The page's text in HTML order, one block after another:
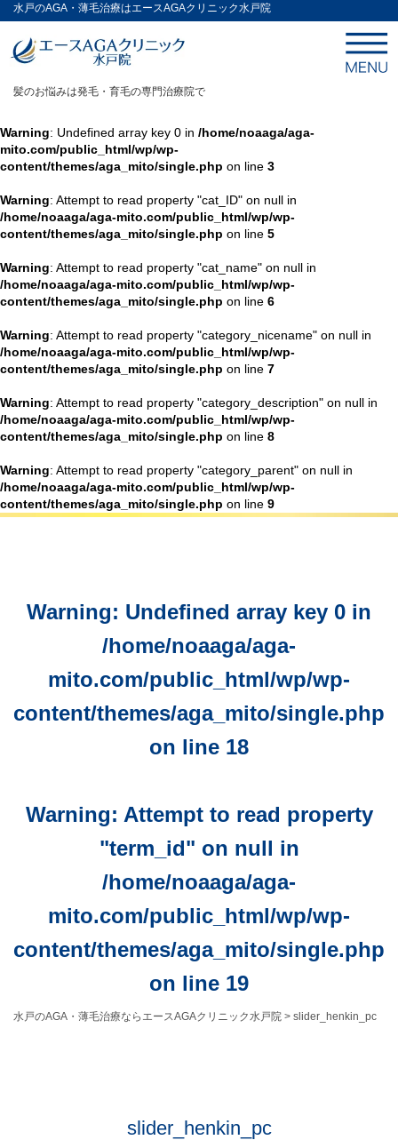
水戸のAGA・薄毛治療はエースAGAクリニック水戸院
髪のお悩みは発毛・育毛の専門治療院で
Warning: Undefined array key 0 in /home/noaaga/aga-
mito.com/public_html/wp/wp-
content/themes/aga_mito/single.php on line 3
Warning: Attempt to read property "cat_ID" on null in
/home/noaaga/aga-mito.com/public_html/wp/wp-
content/themes/aga_mito/single.php on line 5
Warning: Attempt to read property "cat_name" on null in
/home/noaaga/aga-mito.com/public_html/wp/wp-
content/themes/aga_mito/single.php on line 6
Warning: Attempt to read property "category_nicename" on null in
/home/noaaga/aga-mito.com/public_html/wp/wp-
content/themes/aga_mito/single.php on line 7
Warning: Attempt to read property "category_description" on null in
/home/noaaga/aga-mito.com/public_html/wp/wp-
content/themes/aga_mito/single.php on line 8
Warning: Attempt to read property "category_parent" on null in
/home/noaaga/aga-mito.com/public_html/wp/wp-
content/themes/aga_mito/single.php on line 9
Warning: Undefined array key 0 in
/home/noaaga/aga-
mito.com/public_html/wp/wp-
content/themes/aga_mito/single.php
on line 18
Warning: Attempt to read property
"term_id" on null in
/home/noaaga/aga-
mito.com/public_html/wp/wp-
content/themes/aga_mito/single.php
on line 19
水戸のAGA・薄毛治療ならエースAGAクリニック水戸院 > slider_henkin_pc
slider_henkin_pc